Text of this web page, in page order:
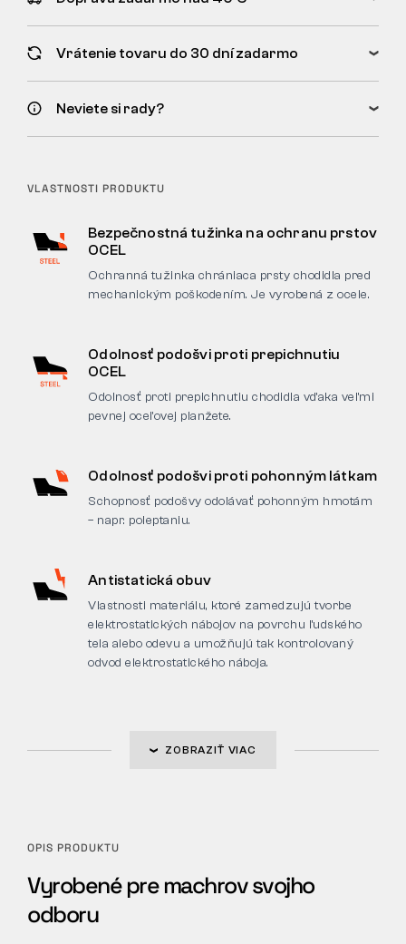
Vrátenie tovaru do 30 dní zadarmo
Neviete si rady?
VLASTNOSTI PRODUKTU
Bezpečnostná tužinka na ochranu prstov
OCEL
Ochranná tužinka chrániaca prsty chodidla pred
mechanickým poškodením. Je vyrobená z ocele.
Odolnosť podošvi proti prepichnutiu
OCEL
Odolnosť proti prepichnutiu chodidla vďaka veľmi
pevnej oceľovej planžete.
Odolnosť podošvi proti pohonným látkam
Schopnosť podošvy odolávať pohonným hmotám
– napr. poleptaniu.
Antistatická obuv
Vlastnosti materiálu, ktoré zamedzujú tvorbe
elektrostatických nábojov na povrchu ľudského
tela alebo odevu a umožňujú tak kontrolovaný
odvod elektrostatického náboja.
ZOBRAZIŤ VIAC
OPIS PRODUKTU
Vyrobené pre machrov svojho
odboru